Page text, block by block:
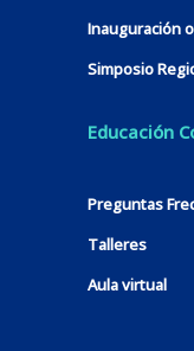
Inauguración
Simposio
Educación
Preguntas
Talleres
Aula virtual